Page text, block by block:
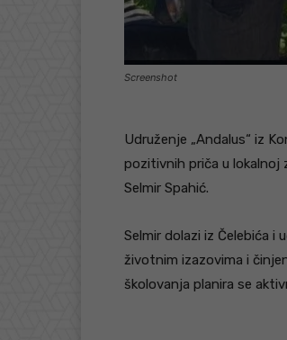
Screenshot
Udruženje „Andalus“ iz
pozitivnih priča u lokalnoj
Selmir Spahić.
Selmir dolazi iz Čelebića
životnim izazovima i
školovanja planira se